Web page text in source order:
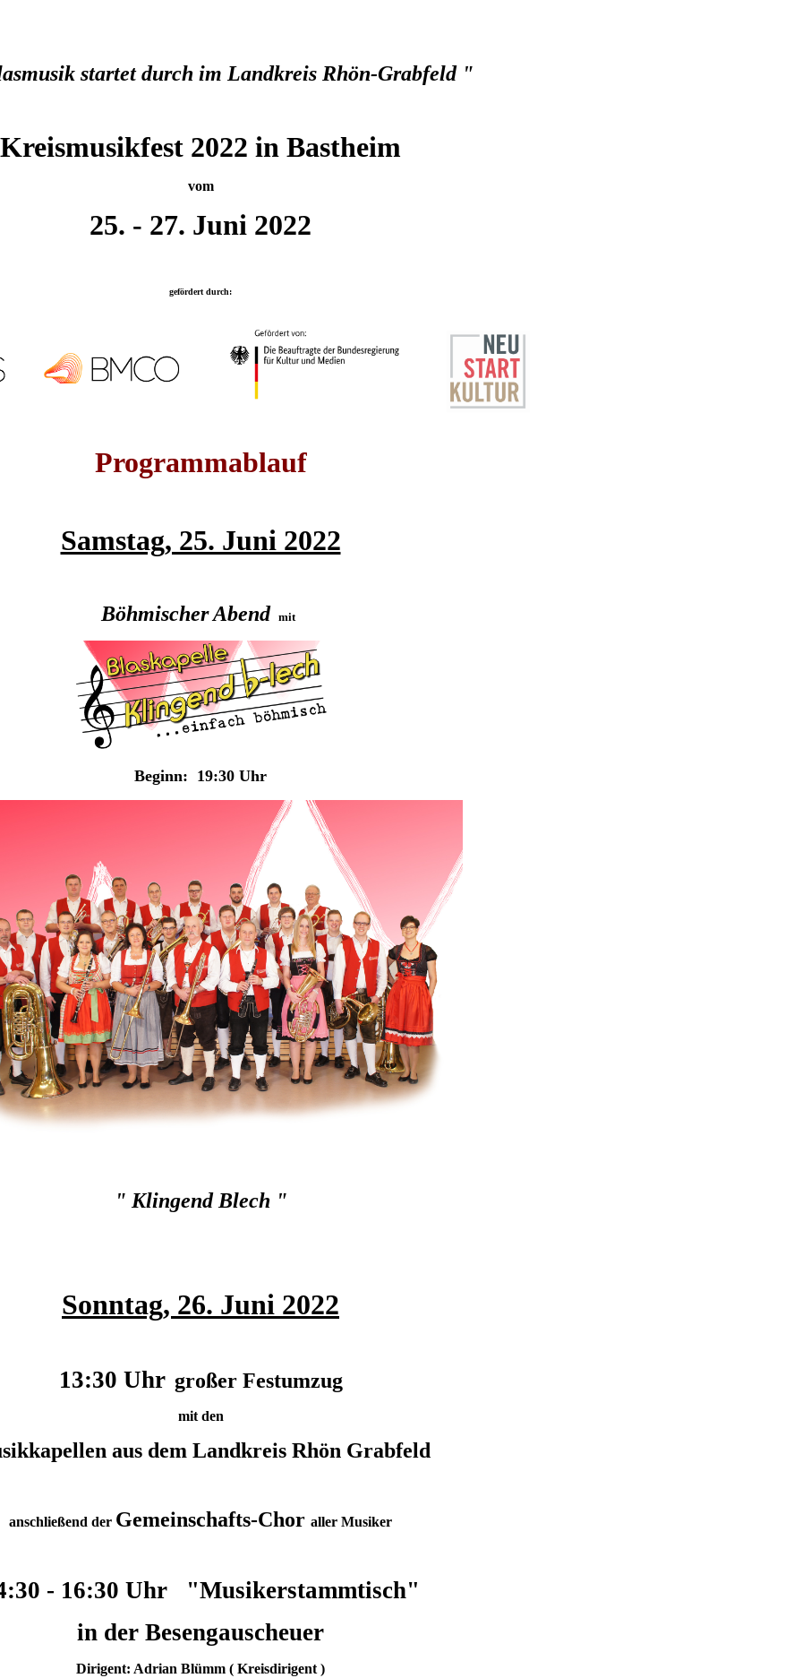
startet durch im Landkreis Rhön-Grabfeld "
Kreismusikfest 2022 in Bastheim
vom
25. - 27. Juni 2022
gefördert durch:
Programmablauf
Samstag, 25. Juni 2022
Böhmischer Abend mit
Beginn: 19:30 Uhr
" Klingend Blech "
Sonntag, 26. Juni 2022
13:30 Uhr großer Festumzug
mit den
aus dem Landkreis Rhön Grabfeld
anschließend der Gemeinschafts-Chor aller Musiker
- 16:30 Uhr "Musikerstammtisch"
in der Besengauscheuer
Dirigent: Adrian Blümm ( Kreisdirigent )